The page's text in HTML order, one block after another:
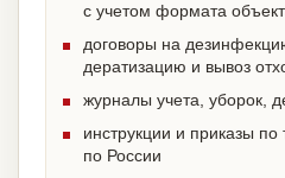
с учетом формата
договоры на
дератизацию и вывоз
журналы учета, уборок,
инструкции и приказы
по России